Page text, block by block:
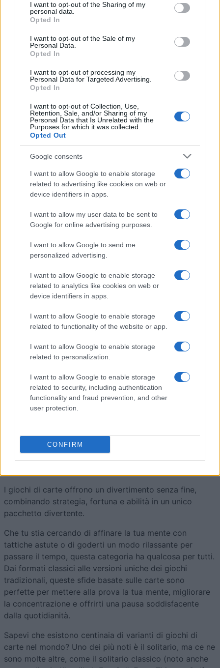
not limited to your visit or usage behaviour. You may click to
grant or deny consent to Google and its third-party tags to
use your data for below specified purposes in below Google
consent section.
I want to opt-out of the Sharing of my
personal data.
Opted In
I want to opt-out of the Sale of my
Personal Data.
Opted In
I want to opt-out of processing my
Personal Data for Targeted Advertising.
Opted In
I want to opt-out of Collection, Use,
Retention, Sale, and/or Sharing of my
Personal Data that Is Unrelated with the
Purposes for which it was collected.
Opted Out
Google consents
I want to allow Google to enable storage
related to advertising like cookies on web or
device identifiers in apps.
I want to allow my user data to be sent to
Google for online advertising purposes.
I want to allow Google to send me
personalized advertising.
I want to allow Google to enable storage
related to analytics like cookies on web or
device identifiers in apps.
I want to allow Google to enable storage
related to functionality of the website or app.
I want to allow Google to enable storage
related to personalization.
I want to allow Google to enable storage
related to security, including authentication
functionality and fraud prevention, and other
user protection.
CONFIRM
Giochi Di Card Gratis.
Gioca i tuoi giochi di card preferiti online gratis, offerti
I giochi di carte offrono un divertimento senza fine,
combinando strategia, fortuna e abilità in un unico
pacchetto divertente.
Che tu stia cercando di affinare la tua mente con
tattiche astute o di goderti un modo rilassante per
passare il tempo, questa categoria ha qualcosa per tutti.
Dai formati classici alle versioni uniche dei giochi
tradizionali, queste sfide basate sulle carte sono
perfette per mettere alla prova la tua mente, migliorare
la concentrazione e offrirti una pausa soddisfacente
dalla quotidianità.
Sapevi che esistono centinaia di varianti di giochi di
carte nel mondo? Uno dei più noti è il solitario, ma ce ne
sono molte altre, come il solitario classico (noto anche